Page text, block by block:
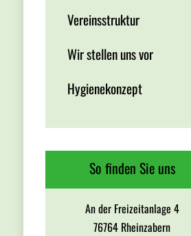
Vereinsstruktur
Wir stellen uns vor
Hygienekonzept
So finden Sie uns
An der Freizeitanlage 4
76764 Rheinzabern